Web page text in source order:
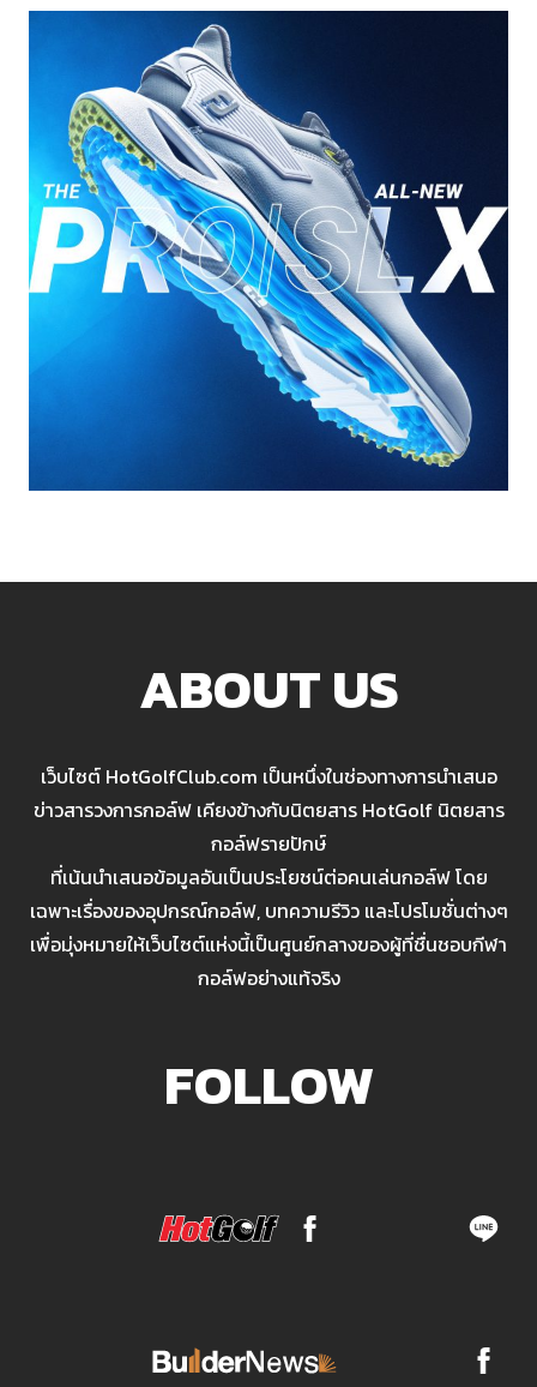
ABOUT US
เว็บไซต์ HotGolfClub.com เป็นหนึ่งในช่องทางการนำเสนอ
ข่าวสารวงการกอล์ฟ เคียงข้างกับนิตยสาร HotGolf นิตยสาร
กอล์ฟรายปักษ์
ที่เน้นนำเสนอข้อมูลอันเป็นประโยชน์ต่อคนเล่นกอล์ฟ โดย
เฉพาะเรื่องของอุปกรณ์กอล์ฟ, บทความรีวิว และโปรโมชั่นต่างๆ
เพื่อมุ่งหมายให้เว็บไซต์แห่งนี้เป็นศูนย์กลางของผู้ที่ชื่นชอบกีฬา
กอล์ฟอย่างแท้จริง
FOLLOW